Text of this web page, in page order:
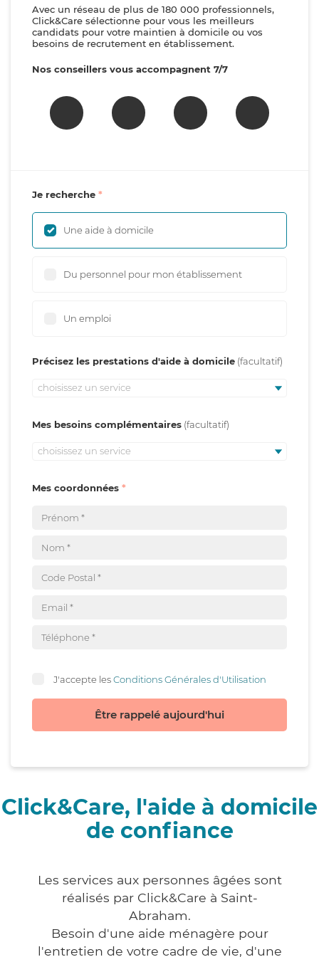
Avec un réseau de plus de 180 000 professionnels,
Click&Care sélectionne pour vous les meilleurs
candidats pour votre maintien à domicile ou vos
besoins de recrutement en établissement.
Nos conseillers vous accompagnent 7/7
Je recherche
Une aide à domicile
Du personnel pour mon établissement
Un emploi
Précisez les prestations d'aide à domicile
choisissez un service
Mes besoins complémentaires
choisissez un service
Mes coordonnées
J'accepte lesConditions Générales d'Utilisation
Être rappelé aujourd'hui
Click&Care, l'aide à domicile
de confiance
Les services aux personnes âgées sont
réalisés par Click&Care à Saint-
Abraham.
Besoin d'une aide ménagère pour
l'entretien de votre cadre de vie, d'une